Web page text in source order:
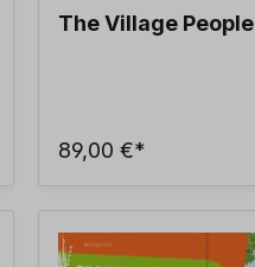
The Village People
89,00 €*